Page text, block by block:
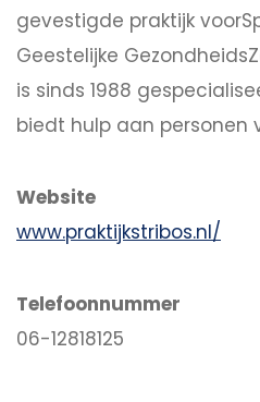
gevestigde praktijk
Geestelijke
is sinds 1988
biedt hulp aan personen
Website
www.praktijkstribos.nl/
Telefoonnummer
06-12818125